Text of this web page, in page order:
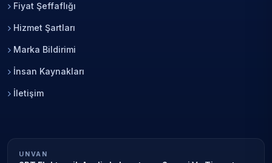
Fiyat Şeffaflığı
Hizmet Şartları
Marka Bildirimi
İnsan Kaynakları
İletişim
UNVAN